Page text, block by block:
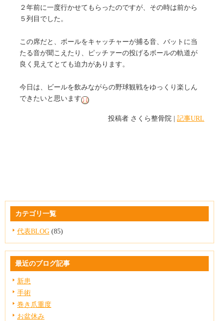
２年前に一度行かせてもらったのですが、その時は前から
５列目でした。
この席だと、ボールをキャッチャーが捕る音、バットに当
たる音が聞こえたり、ピッチァーの投げるボールの軌道が
良く見えてとても迫力があります。
今日は、ビールを飲みながらの野球観戦をゆっくり楽しん
できたいと思います
投稿者 さくら整骨院 | 記事URL
カテゴリ一覧
代表BLOG (85)
最近のブログ記事
新患
手術
巻き爪重度
お盆休み